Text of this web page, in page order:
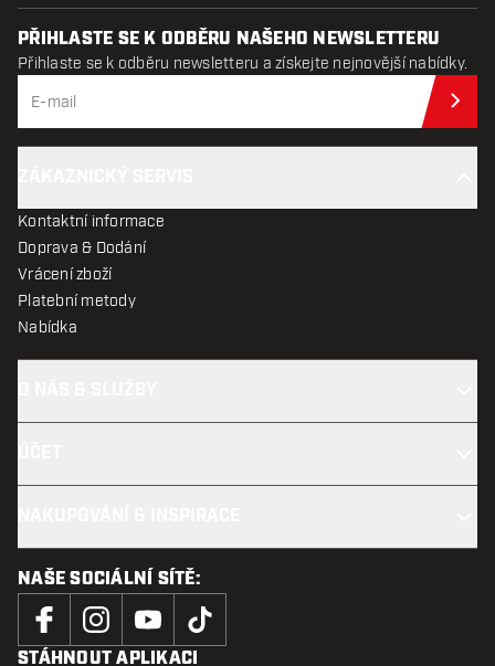
PŘIHLASTE SE K ODBĚRU NAŠEHO NEWSLETTERU
Přihlaste se k odběru newsletteru a získejte nejnovější nabídky.
Kontaktní informace
Doprava & Dodání
Vrácení zboží
Platební metody
Nabídka
NAŠE SOCIÁLNÍ SÍTĚ:
STÁHNOUT APLIKACI